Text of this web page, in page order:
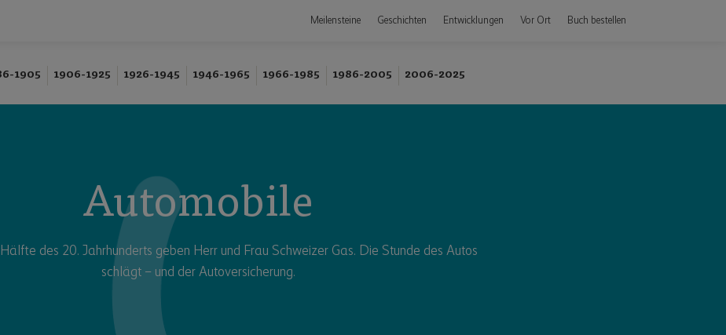
1905 1906-1925 1926-1945 1946-1965 1966-1985 1986-2005 2006-2025
Meilensteine Geschichten Entwicklungen Vor Ort Buch bestellen
Automobile
des 20. Jahrhunderts geben Herr und Frau Schweizer Gas. Die Stunde des Autos
schlägt – und der Autoversicherung.